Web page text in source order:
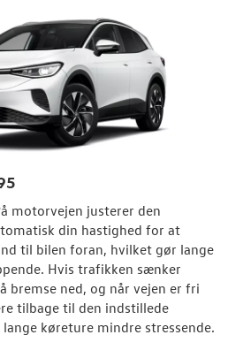
RESERVEDELE
motorvejen justerer den
din hastighed for at
til bilen foran, hvilket gør lange
Hvis trafikken sænker
bremse ned, og når vejen er fri
tilbage til den indstillede
køreture mindre stressende.